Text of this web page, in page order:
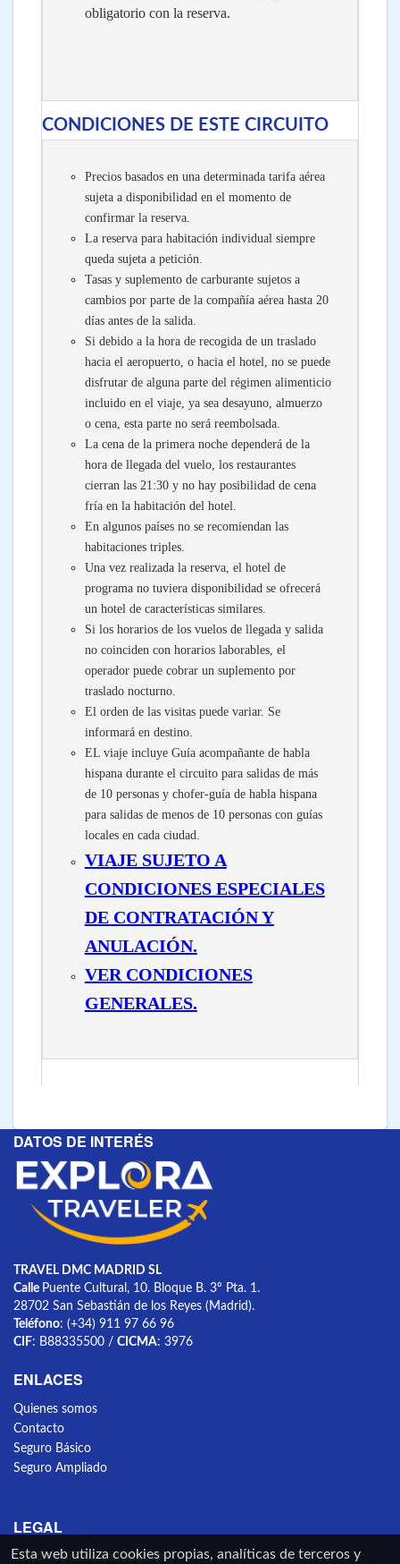
obligatorio con la reserva.
CONDICIONES DE ESTE CIRCUITO
Precios basados en una determinada tarifa aérea
sujeta a disponibilidad en el momento de
confirmar la reserva.
La reserva para habitación individual siempre
queda sujeta a petición.
Tasas y suplemento de carburante sujetos a
cambios por parte de la compañía aérea hasta 20
días antes de la salida.
Si debido a la hora de recogida de un traslado
hacia el aeropuerto, o hacia el hotel, no se puede
disfrutar de alguna parte del régimen alimenticio
incluido en el viaje, ya sea desayuno, almuerzo
o cena, esta parte no será reembolsada.
La cena de la primera noche dependerá de la
hora de llegada del vuelo, los restaurantes
cierran las 21:30 y no hay posibilidad de cena
fría en la habitación del hotel.
En algunos países no se recomiendan las
habitaciones triples.
Una vez realizada la reserva, el hotel de
programa no tuviera disponibilidad se ofrecerá
un hotel de características similares.
Si los horarios de los vuelos de llegada y salida
no coinciden con horarios laborables, el
operador puede cobrar un suplemento por
traslado nocturno.
El orden de las visitas puede variar. Se
informará en destino.
EL viaje incluye Guía acompañante de habla
hispana durante el circuito para salidas de más
de 10 personas y chofer-guía de habla hispana
para salidas de menos de 10 personas con guías
locales en cada ciudad.
VIAJE SUJETO A
CONDICIONES ESPECIALES
DE CONTRATACIÓN Y
ANULACIÓN.
VER CONDICIONES
GENERALES.
DATOS DE INTERÉS
TRAVEL DMC MADRID SL
Calle Puente Cultural, 10. Bloque B. 3º Pta. 1.
28702 San Sebastián de los Reyes (Madrid).
Teléfono: (+34) 911 97 66 96
CIF: B88335500 / CICMA: 3976
ENLACES
Quienes somos
Contacto
Seguro Básico
Seguro Ampliado
LEGAL
Condiciones de cancelación
Esta web utiliza cookies propias, analíticas de terceros y